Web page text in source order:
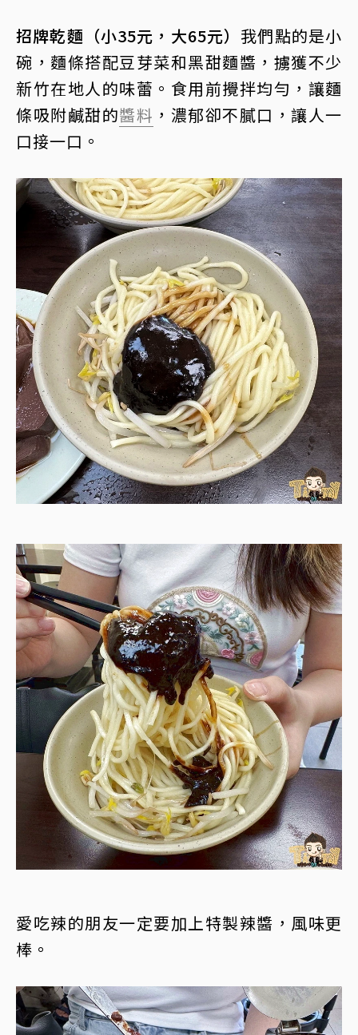
招牌乾麵（小35元，大65元） 我們點的是小
碗，麵條搭配豆芽菜和黑甜麵醬，擄獲不少
新竹在地人的味蕾。食用前攪拌均勻，讓麵
條吸附鹹甜的醬料 ，濃郁卻不膩口，讓人一
口接一口。
愛吃辣的朋友一定要加上特製辣醬，風味更
棒。